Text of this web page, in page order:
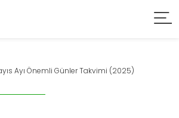
Ayı Önemli Günler Takvimi (2025)